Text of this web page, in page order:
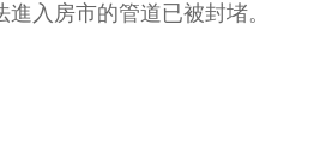
入房市的管道已被封堵。